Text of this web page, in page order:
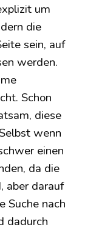
um
die
sein, auf
werden.
Schon
diese
wenn
einen
da die
aber darauf
Suche nach
dadurch